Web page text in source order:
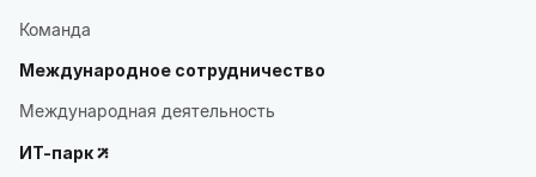
Команда
Международное сотрудничество
Международная деятельность
ИТ-парк